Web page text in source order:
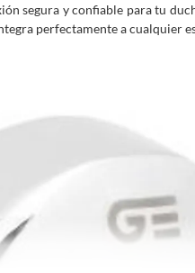
segura y confiable para tu
perfectamente a cualquier